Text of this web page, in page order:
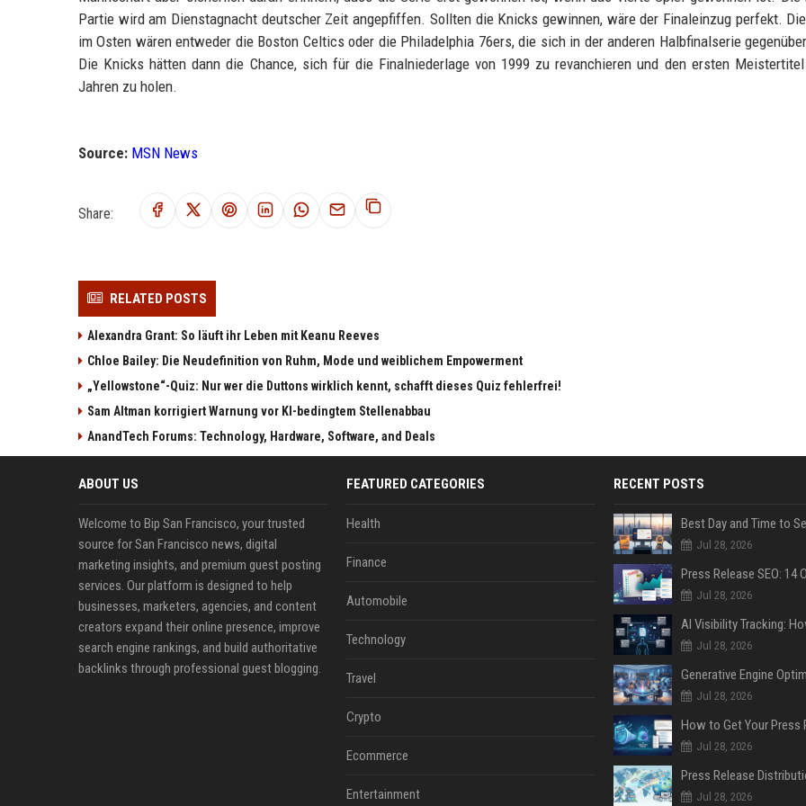
Partie wird am Dienstagnacht deutscher Zeit angepfiffen. Sollten die Knicks gewinnen, wäre der Finaleinzug perfekt.
im Osten wären entweder die Boston Celtics oder die Philadelphia 76ers, die sich in der anderen Halbfinalserie
Die Knicks hätten dann die Chance, sich für die Finalniederlage von 1999 zu revanchieren und den ersten
Jahren zu holen.
Source: MSN News
Share:
RELATED POSTS
Alexandra Grant: So läuft ihr Leben mit Keanu Reeves
Chloe Bailey: Die Neudefinition von Ruhm, Mode und weiblichem Empowerment
„Yellowstone“-Quiz: Nur wer die Duttons wirklich kennt, schafft dieses Quiz fehlerfrei!
Sam Altman korrigiert Warnung vor KI-bedingtem Stellenabbau
AnandTech Forums: Technology, Hardware, Software, and Deals
ABOUT US
Welcome to Bip San Francisco, your trusted
source for San Francisco news, digital
marketing insights, and premium guest posting
services. Our platform is designed to help
businesses, marketers, agencies, and content
creators expand their online presence, improve
search engine rankings, and build authoritative
backlinks through professional guest blogging.
FEATURED CATEGORIES
Health
Finance
Automobile
Technology
Travel
Crypto
Ecommerce
Entertainment
RECENT POSTS
Jul 28, 2026
Jul 28, 2026
Jul 28, 2026
Jul 28, 2026
Jul 28, 2026
Jul 28, 2026